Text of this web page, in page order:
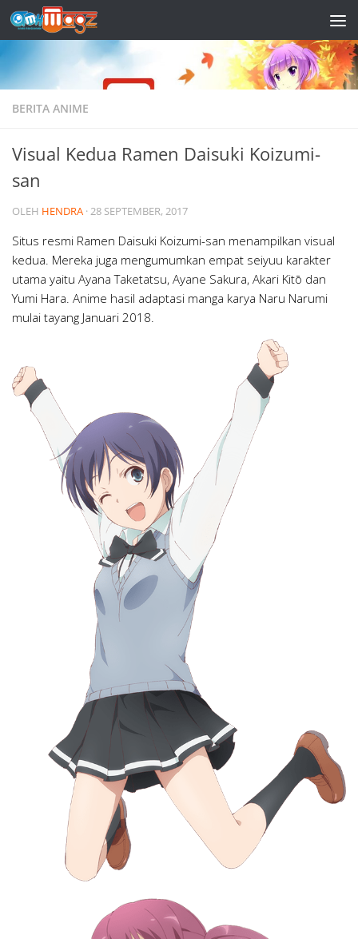
Skip to content
BERITA ANIME
Visual Kedua Ramen Daisuki Koizumi-
san
OLEH HENDRA ·28 SEPTEMBER, 2017
Situs resmi Ramen Daisuki Koizumi-san menampilkan visual
kedua. Mereka juga mengumumkan empat seiyuu karakter
utama yaitu Ayana Taketatsu, Ayane Sakura, Akari Kitō dan
Yumi Hara. Anime hasil adaptasi manga karya Naru Narumi
mulai tayang Januari 2018.